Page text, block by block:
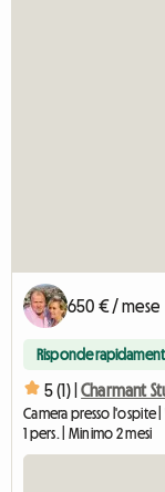
650 € / mese
Risponde
5 (1) | Charmant
Camera presso l'ospite
1 pers. | Minimo 2 mesi